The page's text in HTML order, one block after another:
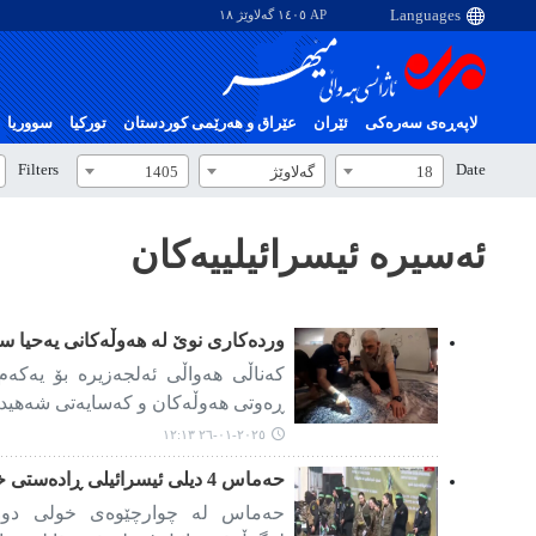
AP ١٤٠٥ گەلاوێژ ١٨
لاپەڕەی سەرەکی ئێران عێراق و هەرێمی کوردستان تورکیا سووریا
Date
18 گەلاوێژ 1405
Filters
ئەسیرە ئیسرائیلییەکان
وردەکاری نوێ لە هەوڵەکانی یەحیا
کەناڵی هەواڵی ئەلجەزیرە بۆ
ڕەوتی هەوڵەکان و کەسایەتی
٢٠٢٥-٠١-٢٦ ١٢:١٣
حەماس 4 دیلی ئیسرائیلی ڕادەستی خاچی سوور کرد
حەماس لە چوارچێوەی خولی